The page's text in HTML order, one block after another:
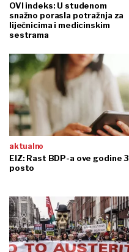
OVI indeks: U studenom
snažno porasla potražnja za
liječnicima i medicinskim
sestrama
aktualno
EIZ: Rast BDP-a ove godine 3
posto